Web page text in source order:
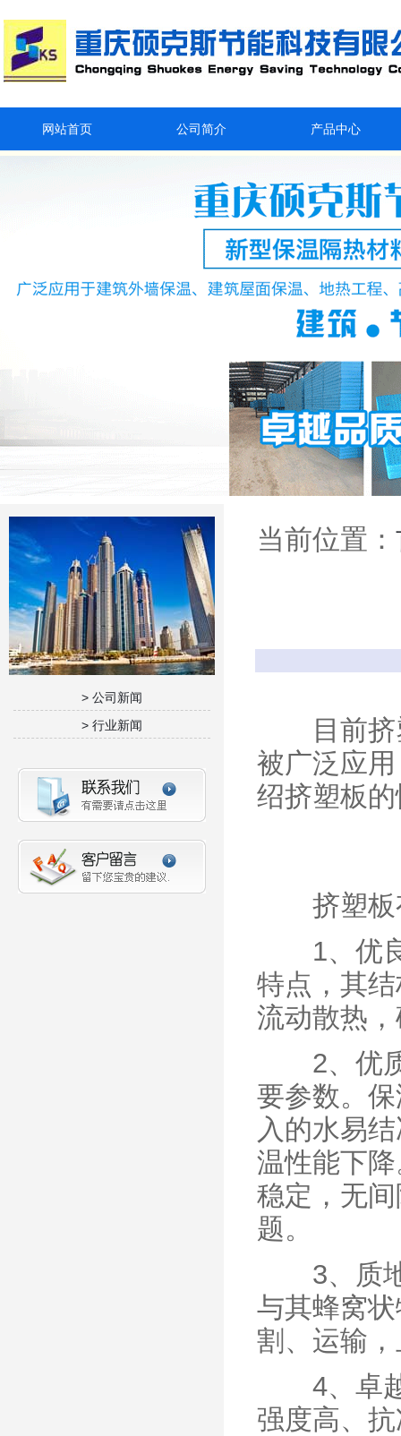
网站首页 公司简介 产品中心
> 公司新闻
> 行业新闻
当前位置：
目前挤塑
被广泛应
绍挤塑板
挤塑板
1、优良
特点，其
流动散热
2、优质
要参数。
入的水易
温性能下
稳定，无
题。
3、质地
与其蜂窝
割、运输
4、卓越
强度高、